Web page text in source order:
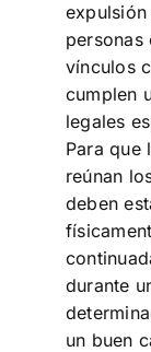
personas
vínculos
cumplen
legales
Para que
reúnan
deben
durante
un buen